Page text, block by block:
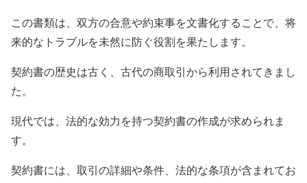
この書類は、双方の合意や約束事を文書化することで、将
来的なトラブルを未然に防ぐ役割を果たします。
契約書の歴史は古く、古代の商取引から利用されてきまし
た。
現代では、法的な効力を持つ契約書の作成が求められま
す。
契約書には、取引の詳細や条件、法的な条項が含まれてお